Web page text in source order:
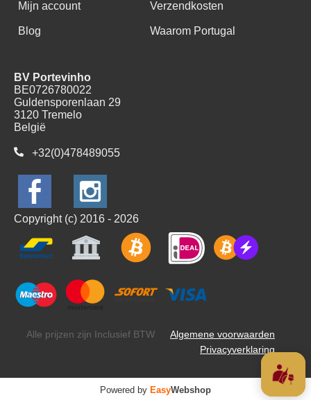
Mijn account Verzendkosten
Blog Waarom Portugal
BV Portevinho
BE0726780022
Guldensporenlaan 29
3120 Tremelo
België
+32(0)478489055
Copyright (c) 2016 - 2026
Alle prijzen zijn Inclusief BTW
Algemene voorwaarden
Privacyverklaring
Powered by EasyWebshop